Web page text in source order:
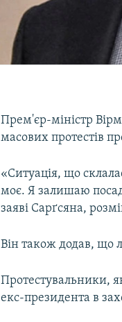
Прем'єр-міністр
масових протестів
«Ситуація, що
моє. Я залишаю
заяві Сарґсяна,
Він також додав, що
Протестувальники,
екс-президента в